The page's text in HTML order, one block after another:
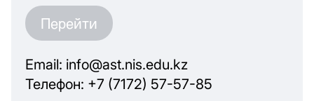
Перейти
Email: info@ast.nis.edu.kz
Телефон: +7 (7172) 57-57-85